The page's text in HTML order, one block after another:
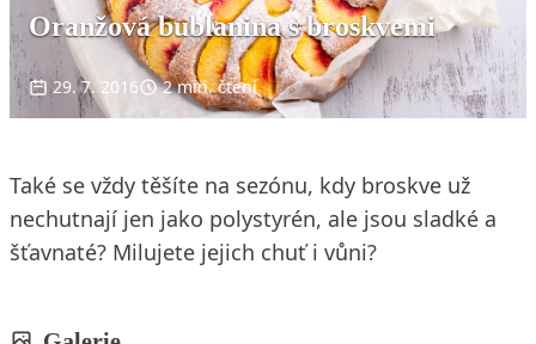
Oranžová bublanina s broskvemi
29. 7. 2016 2 min. čtení
Také se vždy těšíte na sezónu, kdy broskve už
nechutnají jen jako polystyrén, ale jsou sladké a
šťavnaté? Milujete jejich chuť i vůni?